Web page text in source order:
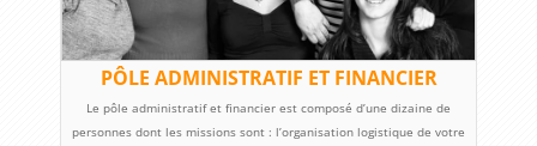
PÔLE ADMINISTRATIF ET FINANCIER
Le pôle administratif et financier est composé d’une dizaine de
personnes dont les missions sont : l’organisation logistique de votre